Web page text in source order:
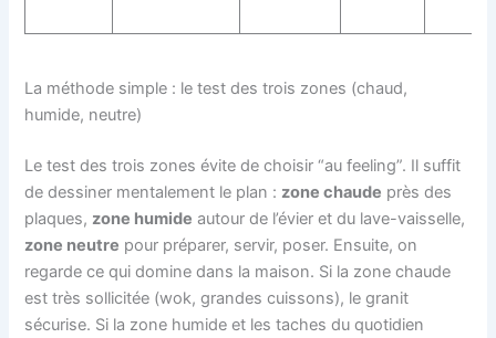
La méthode simple : le test des trois zones (chaud,
humide, neutre)
Le test des trois zones évite de choisir “au feeling”. Il suffit
de dessiner mentalement le plan : zone chaude près des
plaques, zone humide autour de l’évier et du lave-vaisselle,
zone neutre pour préparer, servir, poser. Ensuite, on
regarde ce qui domine dans la maison. Si la zone chaude
est très sollicitée (wok, grandes cuissons), le granit
sécurise. Si la zone humide et les taches du quotidien